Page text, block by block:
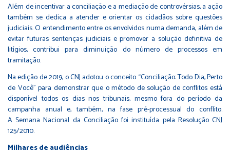
Além de incentivar a conciliação e a mediação de controvérsias, a ação
também se dedica a atender e orientar os cidadãos sobre questões
judiciais. O entendimento entre os envolvidos numa demanda, além de
evitar futuras sentenças judiciais e promover a solução definitiva de
litígios, contribui para diminuição do número de processos em
tramitação.
Na edição de 2019, o CNJ adotou o conceito “Conciliação: Todo Dia, Perto
de Você” para demonstrar que o método de solução de conflitos está
disponível todos os dias nos tribunais, mesmo fora do período da
campanha anual e, também, na fase pré-processual do conflito.
ASemana Nacional da Conciliaçãofoi instituída pela Resolução CNJ
125/2010.
Milhares de audiências